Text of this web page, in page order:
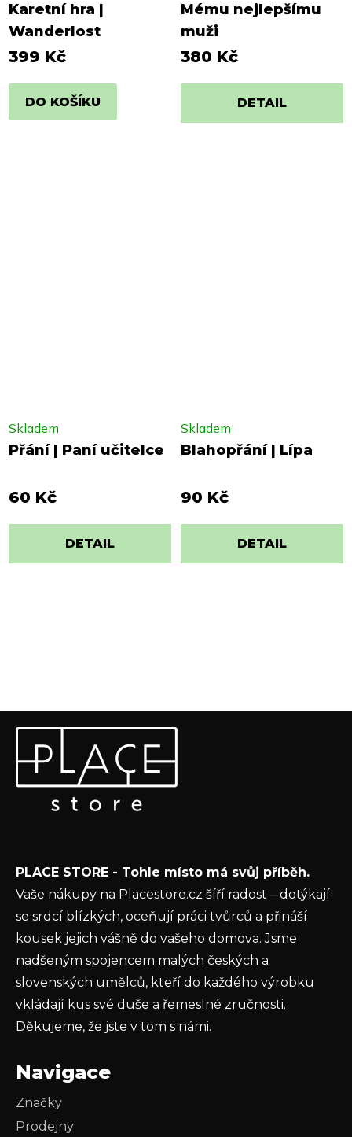
Karetní hra |
Wanderlost
399 Kč
DO KOŠÍKU
Mému nejlepšímu
muži
380 Kč
DETAIL
Přání | Paní učitelce
Skladem
60 Kč
DETAIL
Blahopřání | Lípa
Skladem
90 Kč
DETAIL
Odebírat newsletter
Vložte svůj e-mail a my vám budeme zasílat informace o
nových produktech na našem e-shopu.
ochrany osobních údajů
PŘIHLÁSIT SE
PLACE STORE - Tohle místo má svůj příběh.
Vaše nákupy na Placestore.cz šíří radost – dotýkají
se srdcí blízkých, oceňují práci tvůrců a přináší
kousek jejich vášně do vašeho domova. Jsme
nadšeným spojencem malých českých a
slovenských umělců, kteří do každého výrobku
vkládají kus své duše a řemeslné zručnosti.
Děkujeme, že jste v tom s námi.
Navigace
Značky
Prodejny